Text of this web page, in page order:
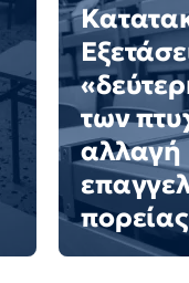
των
αλλαγή
πορείας